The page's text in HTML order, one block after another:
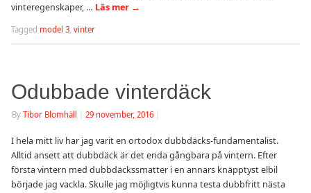
vinteregenskaper, … Läs mer →
Tagged model 3, vinter
Odubbade vinterdäck
By Tibor Blomhäll 29 november, 2016
I hela mitt liv har jag varit en ortodox dubbdäcks-fundamentalist.
Alltid ansett att dubbdäck är det enda gångbara på vintern. Efter
första vintern med dubbdäckssmatter i en annars knäpptyst elbil
började jag vackla. Skulle jag möjligtvis kunna testa dubbfritt nästa